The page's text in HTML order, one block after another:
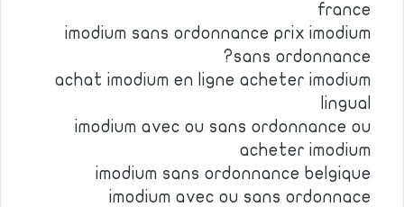
france
imodium sans ordonnance prix imodium
sans ordonnance?
achat imodium en ligne acheter imodium
lingual
imodium avec ou sans ordonnance ou
acheter imodium
imodium sans ordonnance belgique
imodium avec ou sans ordonnace